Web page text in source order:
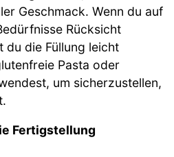
Geschmack. Wenn du auf
Rücksicht
du die Füllung leicht
Pasta oder
um sicherzustellen,
Fertigstellung